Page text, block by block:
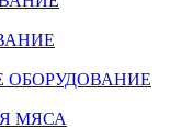
ОБОРУДОВАНИЕ
МЯСА